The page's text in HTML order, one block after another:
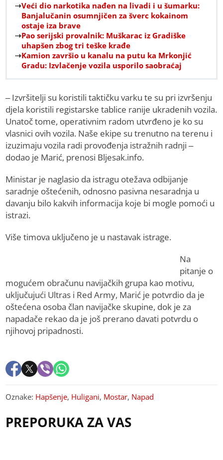
Veći dio narkotika nađen na livadi i u šumarku:
Banjalučanin osumnjičen za šverc kokainom
ostaje iza brave
Pao serijski provalnik: Muškarac iz Gradiške
uhapšen zbog tri teške krađe
Kamion završio u kanalu na putu ka Mrkonjić
Gradu: Izvlačenje vozila usporilo saobraćaj
– Izvršitelji su koristili taktičku varku te su pri izvršenju
djela koristili registarske tablice ranije ukradenih vozila.
Unatoč tome, operativnim radom utvrđeno je ko su
vlasnici ovih vozila. Naše ekipe su trenutno na terenu i
izuzimaju vozila radi provođenja istražnih radnji –
dodao je Marić, prenosi Bljesak.info.
Ministar je naglasio da istragu otežava odbijanje
saradnje oštećenih, odnosno pasivna nesaradnja u
davanju bilo kakvih informacija koje bi mogle pomoći u
istrazi.
Više timova uključeno je u nastavak istrage.
Na
pitanje o
mogućem obračunu navijačkih grupa kao motivu,
uključujući Ultras i Red Army, Marić je potvrdio da je
oštećena osoba član navijačke skupine, dok je za
napadače rekao da je još prerano davati potvrdu o
njihovoj pripadnosti.
Oznake: Hapšenje, Huligani, Mostar, Napad
PREPORUKA ZA VAS